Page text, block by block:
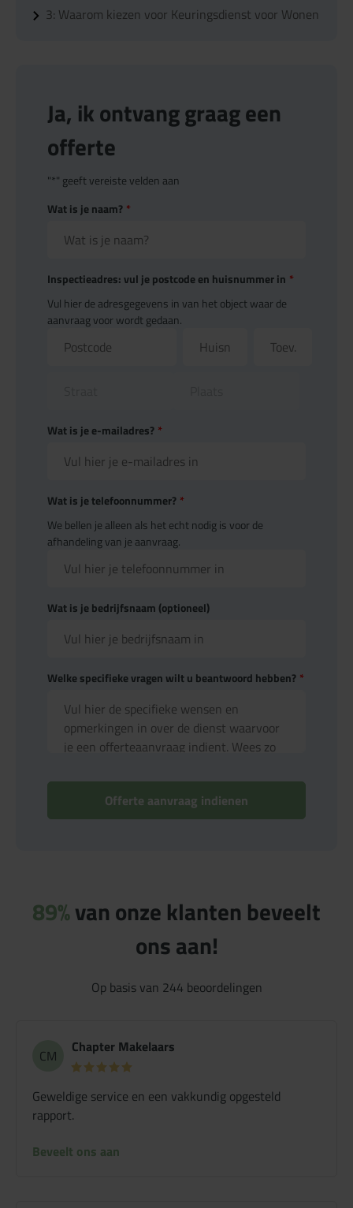
3: Waarom kiezen voor Keuringsdienst voor Wonen
Ja, ik ontvang graag een
offerte
"*" geeft vereiste velden aan
Wat is je naam? *
Inspectieadres: vul je postcode en huisnummer in *
Vul hier de adresgegevens in van het object waar de
aanvraag voor wordt gedaan.
Wat is je e-mailadres? *
Wat is je telefoonnummer? *
We bellen je alleen als het echt nodig is voor de
afhandeling van je aanvraag.
Wat is je bedrijfsnaam (optioneel)
Welke specifieke vragen wilt u beantwoord hebben? *
Offerte aanvraag indienen
89%van onze klanten beveelt
ons aan!
Op basis van 244 beoordelingen
CM Chapter Makelaars
Geweldige service en een vakkundig opgesteld
rapport.
Beveelt ons aan